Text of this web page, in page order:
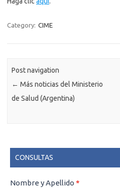
Category: CIME
Post navigation
← Más noticias del Ministerio
de Salud (Argentina)
CONSULTAS
CONSULTAS
Nombre y Apellido *